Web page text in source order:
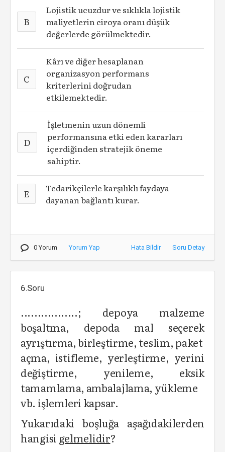
B
Lojistik ucuzdur ve sıklıkla lojistik
maliyetlerin ciroya oranı düşük
değerlerde görülmektedir.
C
Kârı ve diğer hesaplanan
organizasyon performans
kriterlerini doğrudan
etkilemektedir.
D
İşletmenin uzun dönemli
performansına etki eden kararları
içerdiğinden stratejik öneme
sahiptir.
E
Tedarikçilerle karşılıklı faydaya
dayanan bağlantı kurar.
0 Yorum Yorum Yap Hata Bildir Soru Detay
6.Soru
.................; depoya malzeme
boşaltma, depoda mal seçerek
ayrıştırma, birleştirme, teslim, paket
açma, istifleme, yerleştirme, yerini
değiştirme, yenileme, eksik
tamamlama, ambalajlama, yükleme
vb. işlemleri kapsar.
Yukarıdaki boşluğa aşağıdakilerden
hangisi gelmelidir?